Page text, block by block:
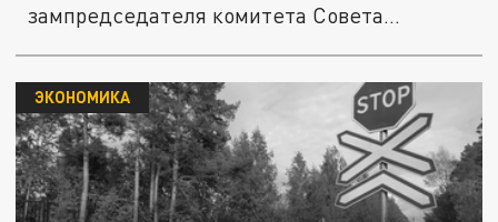
зампредседателя комитета Совета...
ЭКОНОМИКА